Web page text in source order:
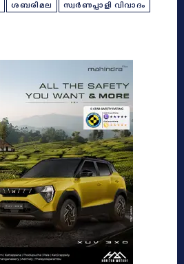
ശബരിമല
സ്വർണപ്പാളി വിവാദം